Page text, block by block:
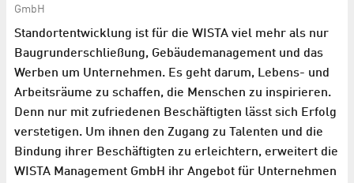
GmbH
Standortentwicklung ist für die WISTA viel mehr als nur
Baugrunderschließung, Gebäudemanagement und das
Werben um Unternehmen. Es geht darum, Lebens- und
Arbeitsräume zu schaffen, die Menschen zu inspirieren.
Denn nur mit zufriedenen Beschäftigten lässt sich Erfolg
verstetigen. Um ihnen den Zugang zu Talenten und die
Bindung ihrer Beschäftigten zu erleichtern, erweitert die
WISTA Management GmbH ihr Angebot für Unternehmen